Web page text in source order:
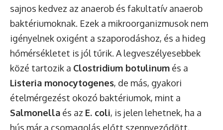
sajnos kedvez az anaerob és fakultatív anaerob
baktériumoknak. Ezek a mikroorganizmusok nem
igényelnek oxigént a szaporodáshoz, és a hideg
hőmérsékletet is jól tűrik. A legveszélyesebbek
közé tartozik a Clostridium botulinum és a
Listeria monocytogenes, de más, gyakori
ételmérgezést okozó baktériumok, mint a
Salmonella és az E. coli, is jelen lehetnek, ha a
hús már a csomagolás előtt szennyeződött.